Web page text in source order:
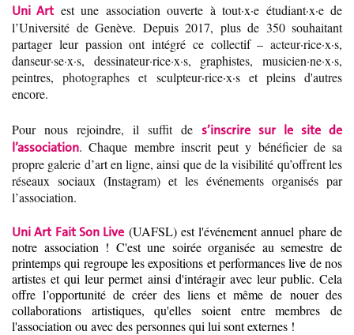
Uni Art est une association ouverte à tout·x·e étudiant·x·e de
l’Université de Genève. Depuis 2017, plus de 350 souhaitant
partager leur passion ont intégré ce collectif – acteur·rice·x·s,
danseur·se·x·s, dessinateur·rice·x·s, graphistes, musicien·ne·x·s,
peintres,photographes etsculpteur·rice·x·s et pleins d'autres
encore.
Pour nous rejoindre, il suffitde s’inscrire sur le site de
l’association. Chaque membre inscrit peut y bénéficier de sa
propre galerie d’art en ligne, ainsi que de la visibilité qu’offrent les
réseaux sociaux (Instagram) et les événements organisés par
l’association.
Uni Art Fait Son Live (UAFSL) est l'événement annuel phare de
notre association ! C'est une soirée organisée au semestre de
printemps qui regroupe les expositions et performances live de nos
artistes et qui leur permet ainsi d'intéragir avec leur public. Cela
offre l’opportunité de créer des liens et même de nouer des
collaborations artistiques, qu'elles soient entre membres de
l'association ou avec des personnes qui lui sont externes !